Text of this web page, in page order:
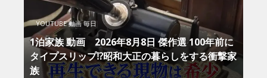
YOUTUBE 動画 毎日
1泊家族 動画 2026年8月8日 傑作選 100年前に
タイプスリップ⁉昭和大正の暮らしをする衝撃家
族